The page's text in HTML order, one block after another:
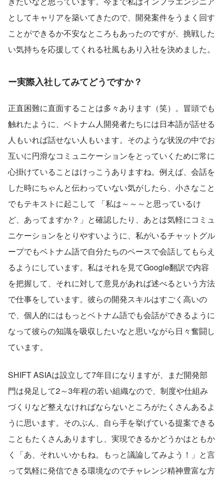
としてキャリアを築いてきたので、開発案件をうまく回す
ことができるか不安なところもあったのですが、挑戦した
い気持ちを応援してくれる社風もあり入社を決めました。
ー実際入社してみてどうですか？
正直困難に直面することは多々あります（笑）。冒頭でも
触れたように、ベトナム人開発者たちには日本語が話せる
人もいれば話せない人もいます。そのような状況の中でお
互いに円滑なコミュニケーションをとっていくために常に
心掛けていることはけっこうありますね。例えば、会話を
した時にちゃんと伝わっていない気がしたら、小さなこと
でもテキストに起こして 「私は～～～と思っているけ
ど、あってますか？」と確認したり、あとは気軽にコミュ
ニケーションをとりやすいように、私がいるチャットグル
ープでもベトナム語で自分たちのペースで会話してもらえ
るようにしています。私はそれを見てGoogle翻訳で内容
を把握して、それに対して意見があれば述べるという方法
で仕事をしています。彼らの開発スキルはすごく高いの
で、個人的にはもっとベトナム語でも会話ができるように
なって彼らの知識を吸収したいなと思いながら日々奮闘し
ています。
SHIFT ASIAは設立して7年目になりますが、まだ開発部
門は発足して2～3年程の若い組織なので、制度や仕組み
づくりなど整えなければならないところがたくさんあるよ
うに思います。そのぶん、自ら手を挙げている提案できる
こともたくさんありますし、実現できるかどうかはともか
く「あ、それいいかもね。もっと議論してみよう！」と言
って気軽に発信できる環境なのでチャレンジ精神豊富な方